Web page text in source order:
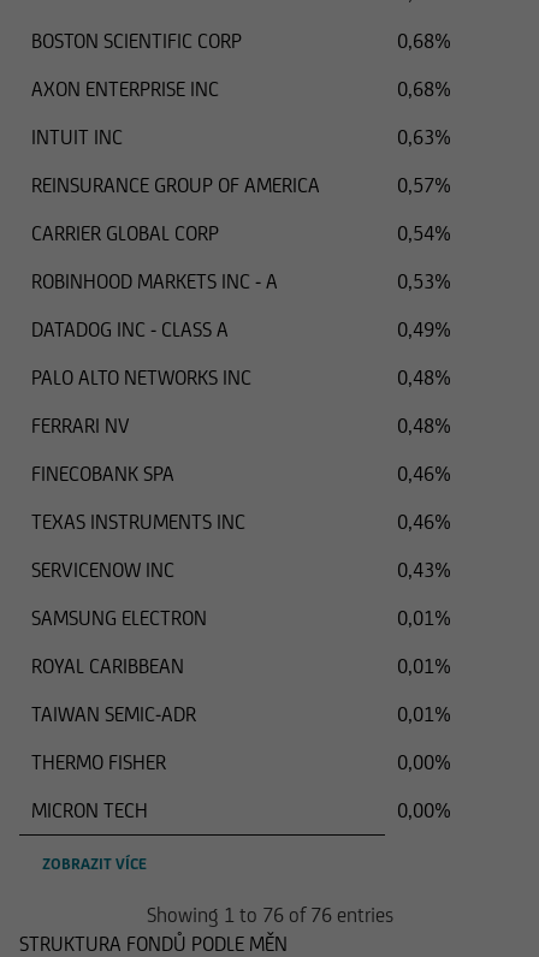
BOSTON SCIENTIFIC CORP
0,68%
AXON ENTERPRISE INC
0,68%
INTUIT INC
0,63%
REINSURANCE GROUP OF AMERICA
0,57%
CARRIER GLOBAL CORP
0,54%
ROBINHOOD MARKETS INC - A
0,53%
DATADOG INC - CLASS A
0,49%
PALO ALTO NETWORKS INC
0,48%
FERRARI NV
0,48%
FINECOBANK SPA
0,46%
TEXAS INSTRUMENTS INC
0,46%
SERVICENOW INC
0,43%
SAMSUNG ELECTRON
0,01%
ROYAL CARIBBEAN
0,01%
TAIWAN SEMIC-ADR
0,01%
THERMO FISHER
0,00%
MICRON TECH
0,00%
ZOBRAZIT VÍCE
Showing 1 to 76 of 76 entries
STRUKTURA FONDŮ PODLE MĚN